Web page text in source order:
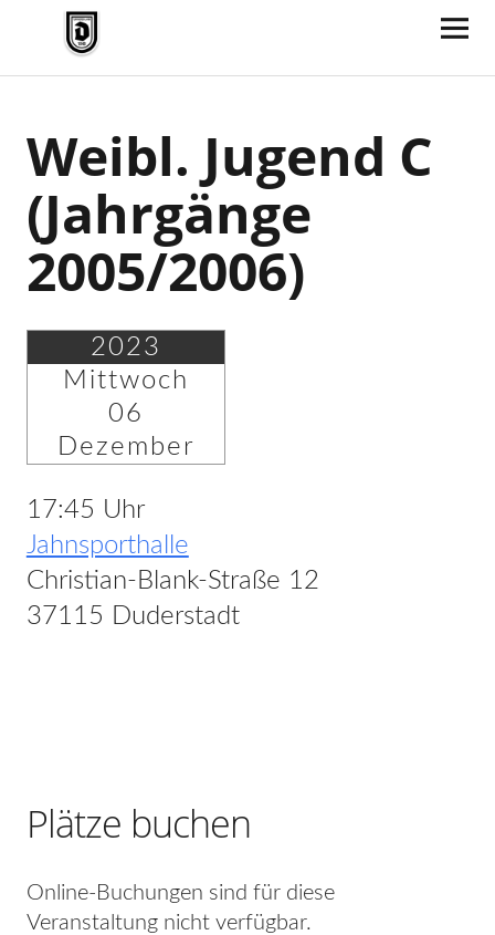
TV Jahn Duderstadt
Weibl. Jugend C
(Jahrgänge
2005/2006)
2023
Mittwoch
06
Dezember
17:45 Uhr
Jahnsporthalle
Christian-Blank-Straße 12
37115 Duderstadt
Plätze buchen
Online-Buchungen sind für diese
Veranstaltung nicht verfügbar.